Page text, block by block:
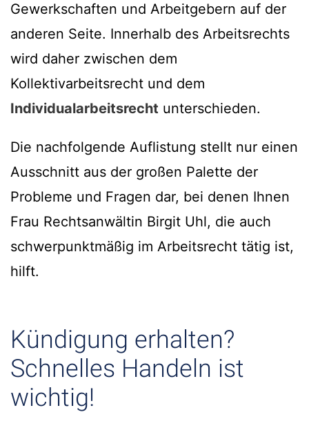
Gewerkschaften und Arbeitgebern auf der
anderen Seite. Innerhalb des Arbeitsrechts
wird daher zwischen dem
Kollektivarbeitsrecht und dem
Individualarbeitsrecht unterschieden.
Die nachfolgende Auflistung stellt nur einen
Ausschnitt aus der großen Palette der
Probleme und Fragen dar, bei denen Ihnen
Frau Rechtsanwältin Birgit Uhl, die auch
schwerpunktmäßig im Arbeitsrecht tätig ist,
hilft.
Kündigung erhalten?
Schnelles Handeln ist
wichtig!